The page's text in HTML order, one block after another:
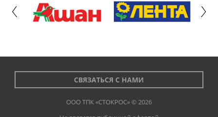
СВЯЗАТЬСЯ С НАМИ
ООО ТПК «СТОКРОС» © 2026